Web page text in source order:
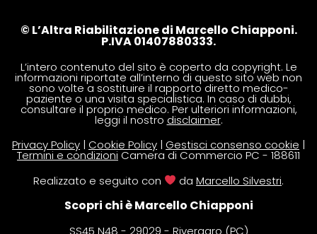
© L’Altra Riabilitazione di Marcello Chiapponi.
P.IVA 01407880333.
L’intero contenuto del sito è coperto da copyright. Le
informazioni riportate all’interno di questo sito web non
sono volte a sostituire il rapporto diretto medico-
paziente o una visita specialistica. In caso di dubbi,
consultare il proprio medico. Per ulteriori informazioni,
leggi il nostro disclaimer.
Privacy Policy | Cookie Policy | Gestisci consenso cookie |
Termini e condizioni Camera di Commercio PC - 188611
Realizzato e seguito con
daMarcello Silvestri.
Scopri chi è Marcello Chiapponi
SS45 N48 - 29029 - Rivergaro (PC)